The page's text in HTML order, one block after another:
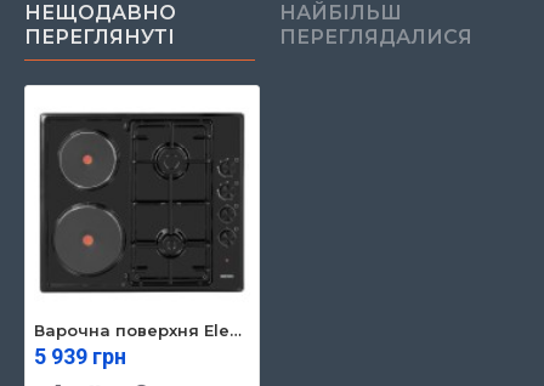
НЕЩОДАВНО
ПЕРЕГЛЯНУТІ
НАЙБІЛЬШ
ПЕРЕГЛЯДАЛИСЯ
Варочна поверхня Eleyus DUO 60 BL H2 EF
5 939 грн